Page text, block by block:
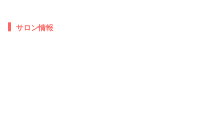
サロン情報